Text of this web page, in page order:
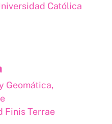
Católica
Geomática,
Finis Terrae